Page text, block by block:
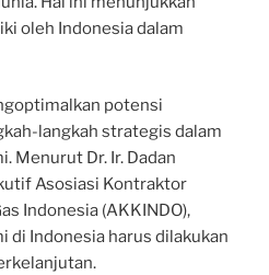
oleh Indonesia dalam
potensi
langkah strategis dalam
Menurut Dr. Ir. Dadan
Asosiasi Kontraktor
Indonesia (AKKINDO),
di Indonesia harus dilakukan